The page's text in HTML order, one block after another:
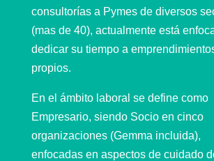
consultorías a Pymes de diversos
(mas de 40), actualmente está
dedicar su tiempo a
propios.
En el ámbito laboral se define como
Empresario, siendo Socio en cinco
organizaciones (Gemma incluida),
enfocadas en aspectos de cuidado